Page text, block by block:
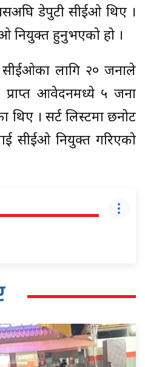
डेपुटी सीईओ थिए ।
नियुक्त हुनुभएको हो ।
सीईओका लागि २० जनाले
आवेदनमध्ये ५ जना
थिए । सर्ट लिस्टमा छनोट
सीईओ नियुक्त गरिएको